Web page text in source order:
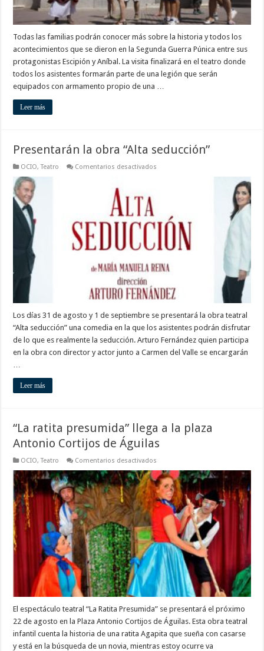
Todas las familias podrán conocer más sobre la historia y todos los
acontecimientos que se dieron en la Segunda Guerra Púnica entre sus
protagonistas Escipión y Aníbal. La visita finalizará en el teatro donde
todos los asistentes formarán parte de una legión que serán
equipados con armamento propio de una …
Leer más
Presentarán la obra “Alta seducción”
OCIO,Teatro Comentarios desactivados
Los días 31 de agosto y 1 de septiembre se presentará la obra teatral
“Alta seducción” una comedia en la que los asistentes podrán disfrutar
de lo que es realmente la seducción. Arturo Fernández quien participa
en la obra con director y actor junto a Carmen del Valle se encargarán
…
Leer más
“La ratita presumida” llega a la plaza
Antonio Cortijos de Águilas
OCIO,Teatro Comentarios desactivados
ratita
presumida”
llega
a
la
plaza
Antonio
Cortijos
de
Águilas
El espectáculo teatral “La Ratita Presumida” se presentará el próximo
22 de agosto en la Plaza Antonio Cortijos de Águilas. Esta obra teatral
infantil cuenta la historia de una ratita Agapita que sueña con casarse
y está en la búsqueda de un novia, mientras estoy ocurre va